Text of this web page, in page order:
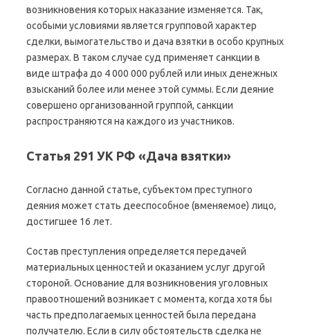
возникновения которых наказание изменяется. Так,
особыми условиями является групповой характер
сделки, вымогательство и дача взятки в особо крупных
размерах. В таком случае суд применяет санкции в
виде штрафа до 4 000 000 рублей или иных денежных
взысканий более или менее этой суммы. Если деяние
совершено организованной группой, санкции
распространяются на каждого из участников.
Статья 291 УК РФ «Дача взятки»
Согласно данной статье, субъектом преступного
деяния может стать дееспособное (вменяемое) лицо,
достигшее 16 лет.
Состав преступления определяется передачей
материальных ценностей и оказанием услуг другой
стороной. Основание для возникновения уголовных
правоотношений возникает с момента, когда хотя бы
часть предполагаемых ценностей была передана
получателю. Если в силу обстоятельств сделка не